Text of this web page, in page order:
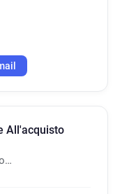
All'acquisto